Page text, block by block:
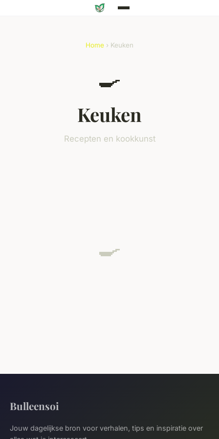
Home › Keuken
🍳
Keuken
Recepten en kookkunst
🍳
Bulleensoi
Jouw dagelijkse bron voor verhalen, tips en inspiratie over